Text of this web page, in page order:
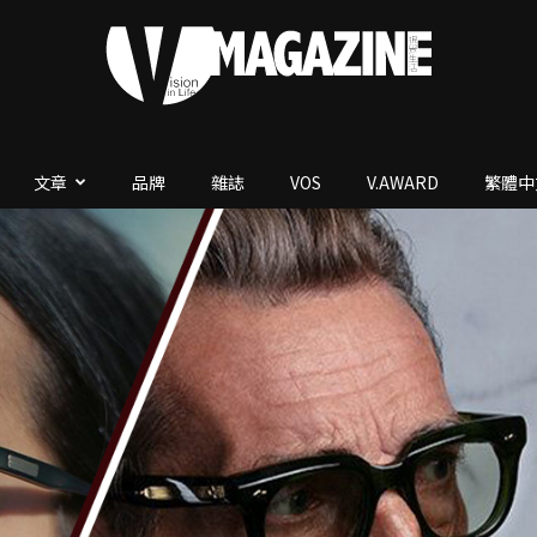
V.Magazine
文章 品牌 雜誌 VOS V.AWARD 繁體